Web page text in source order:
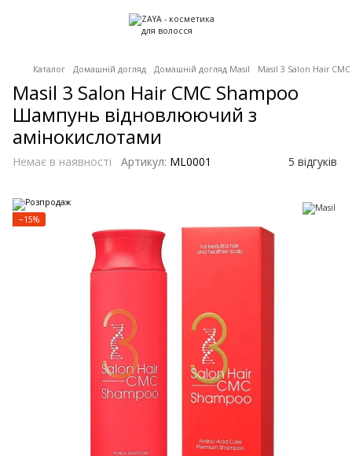
Каталог Домашній догляд Домашній догляд Masil Masil 3 Salon Hair
Masil 3 Salon Hair CMC Shampoo
Шампунь відновлюючий з
амінокислотами
Немає в наявності Артикул: ML0001 5 відгуків
−15%